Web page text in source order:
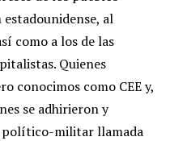
al
como a los de las
Quienes
conocimos como CEE y,
se adhirieron y
político-militar llamada